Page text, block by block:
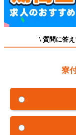
\ 質問に答え
寮